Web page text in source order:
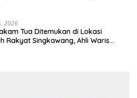
2026
Tua Ditemukan di Lokasi
Rakyat Singkawang, Ahli Waris